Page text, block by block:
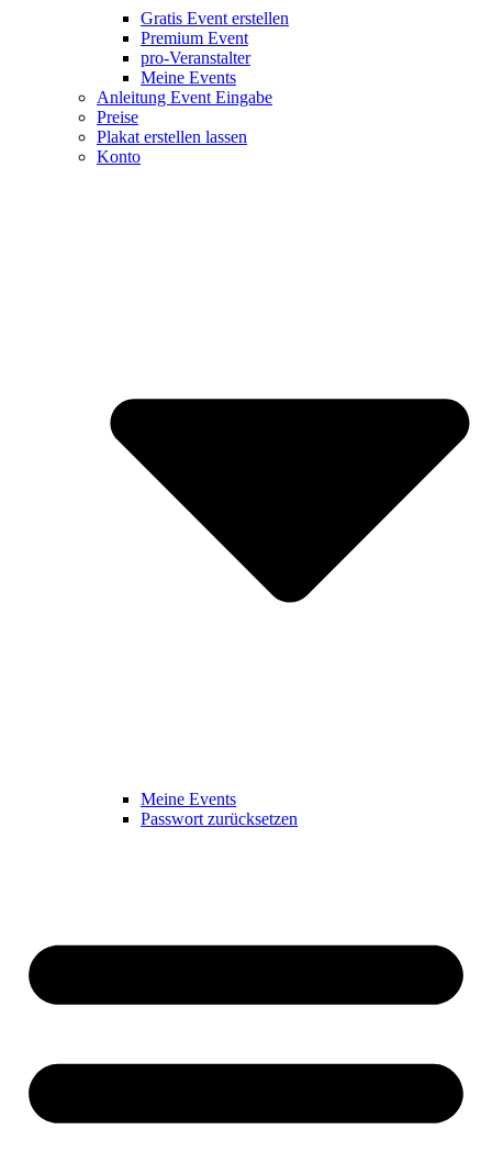
Gratis Event erstellen
Premium Event
pro-Veranstalter
Meine Events
Anleitung Event Eingabe
Preise
Plakat erstellen lassen
Konto
Meine Events
Passwort zurücksetzen